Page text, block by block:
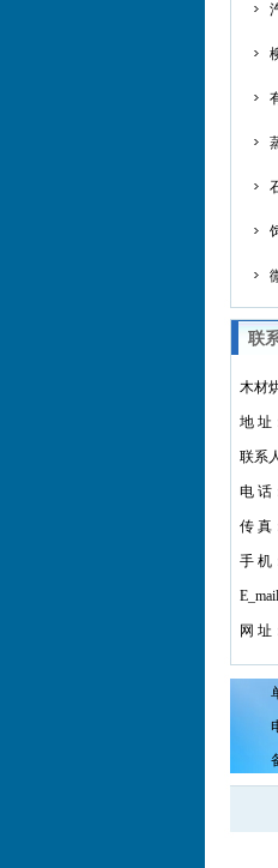
联
木材
地 址
联系
电 话
传 真
手 机
网 址